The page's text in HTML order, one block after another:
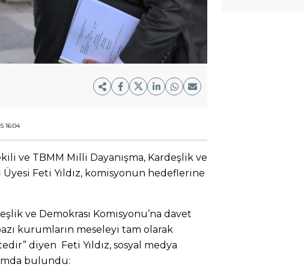
16:04
ve TBMM Milli Dayanışma, Kardeşlik ve
Feti Yıldız, komisyonun hedeflerine
ve Demokrasi Komisyonu’na davet
kurumların meseleyi tam olarak
diyen Feti Yıldız, sosyal medya
bulundu: